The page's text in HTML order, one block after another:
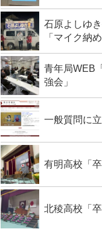
石原よしゆ
「マイク納め
青年局WEB
強会」
一般質問に
有明高校「卒
北稜高校「卒